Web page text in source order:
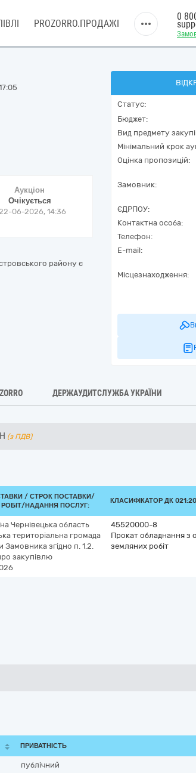
PROZORRO.ПРОДАЖІ
0
Аукціон
Очікується
06-2026, 14:36
району є
Статус:
Бюджет:
Вид предмету
Мінімальний крок
Оцінка пропозицій:
Замовник:
ЄДРПОУ:
Контактна особа:
Телефон:
E-mail:
Місцезнаходження:
ДЕРЖАУДИТСЛУЖБА УКРАЇНИ
(з ПДВ)
/ СТРОК ПОСТАВКИ/
НАДАННЯ ПОСЛУГ:
КЛАСИФІКАТОР ДК
Чернівецька область
територіальна громада
Замовника згідно п. 1.2.
закупівлю
45520000-8
Прокат обладнання з
земляних робіт
ПРИВАТНІСТЬ
публічний